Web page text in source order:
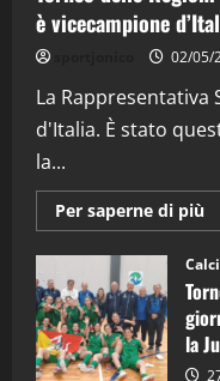
è vicecampione
02/05/
La Rappresentativa
d'Italia. È stato
la...
Per saperne di più
di
a
5:
la